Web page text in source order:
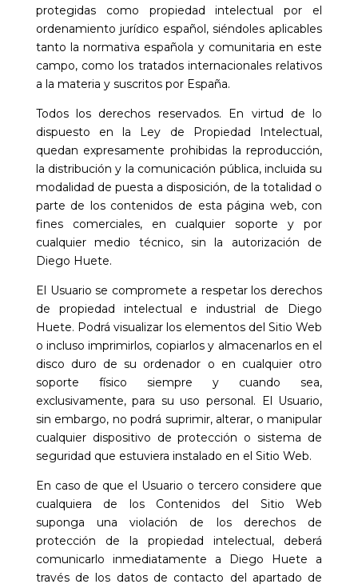
protegidas como propiedad intelectual por el
ordenamiento jurídico español, siéndoles aplicables
tanto la normativa española y comunitaria en este
campo, como los tratados internacionales relativos
a la materia y suscritos por España.
Todos los derechos reservados. En virtud de lo
dispuesto en la Ley de Propiedad Intelectual,
quedan expresamente prohibidas la reproducción,
la distribución y la comunicación pública, incluida su
modalidad de puesta a disposición, de la totalidad o
parte de los contenidos de esta página web, con
fines comerciales, en cualquier soporte y por
cualquier medio técnico, sin la autorización de
Diego Huete.
El Usuario se compromete a respetar los derechos
de propiedad intelectual e industrial de Diego
Huete. Podrá visualizar los elementos del Sitio Web
o incluso imprimirlos, copiarlos y almacenarlos en el
disco duro de su ordenador o en cualquier otro
soporte físico siempre y cuando sea,
exclusivamente, para su uso personal. El Usuario,
sin embargo, no podrá suprimir, alterar, o manipular
cualquier dispositivo de protección o sistema de
seguridad que estuviera instalado en el Sitio Web.
En caso de que el Usuario o tercero considere que
cualquiera de los Contenidos del Sitio Web
suponga una violación de los derechos de
protección de la propiedad intelectual, deberá
comunicarlo inmediatamente a Diego Huete a
través de los datos de contacto del apartado de